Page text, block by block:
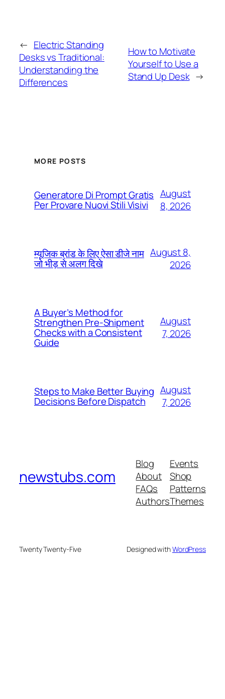
← Electric Standing
Desks vs Traditional:
Understanding the
Differences
How to Motivate
Yourself to Use a
Stand Up Desk →
MORE POSTS
Generatore Di Prompt Gratis
Per Provare Nuovi Stili Visivi
August
8, 2026
म्यूजिक ब्रांड के लिए ऐसा डीजे नाम
जो भीड़ से अलग दिखे
August 8,
2026
A Buyer’s Method for
Strengthen Pre-Shipment
Checks with a Consistent
Guide
August
7, 2026
Steps to Make Better Buying
Decisions Before Dispatch
August
7, 2026
newstubs.com
Blog
About
FAQs
Authors
Events
Shop
Patterns
Themes
Twenty Twenty-Five Designed withWordPress